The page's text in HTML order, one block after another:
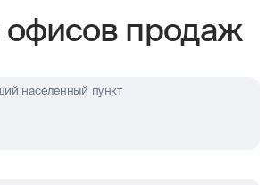
продаж
населенный пункт